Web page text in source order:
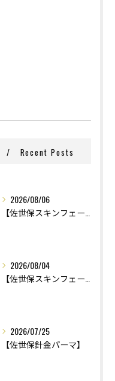
Recent Posts
2026/08/06
2026/08/04
2026/07/25
【佐世保針金パーマ】